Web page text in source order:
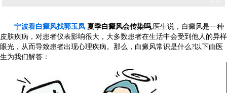
宁波看白癜风找郭玉凤 夏季白癜风会传染吗, 医生说，白癜风是一种
皮肤疾病，对患者仪表影响很大，大多数患者在生活中会受到他人的异样
眼光，从而导致患者出现心理疾病。那么，白癜风常识是什么?以下由医
生为我们解答：